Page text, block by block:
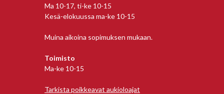
Ma 10-17, ti-ke 10-15
Kesä-elokuussa ma-ke 10-15
Muina aikoina sopimuksen mukaan.
Toimisto
Ma-ke 10-15
Tarkista poikkeavat aukioloajat